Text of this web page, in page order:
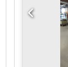
različite
glavnog
vretena:
mm/min
navojno
S355, 40